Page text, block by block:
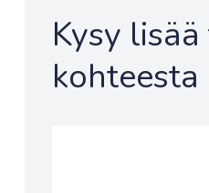
Kysy
kohteesta